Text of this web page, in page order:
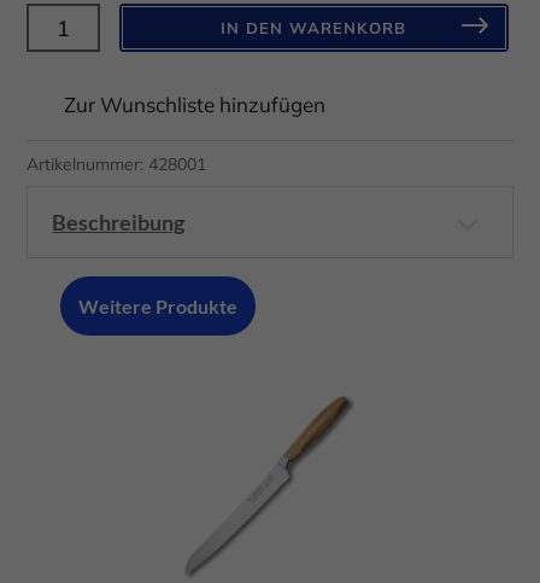
Brotmesser
"Culina"
21cm
schwarz-
Menge
IN DEN WARENKORB
Zur Wunschliste hinzufügen
Artikelnummer: 428001
Beschreibung
Weitere Produkte
Zurück
Datenschutzeinstellungen
Essenziell (1)
Essenzielle Cookies ermöglichen grundlegende Funktionen und sind für
die einwandfreie Funktion der Website erforderlich.